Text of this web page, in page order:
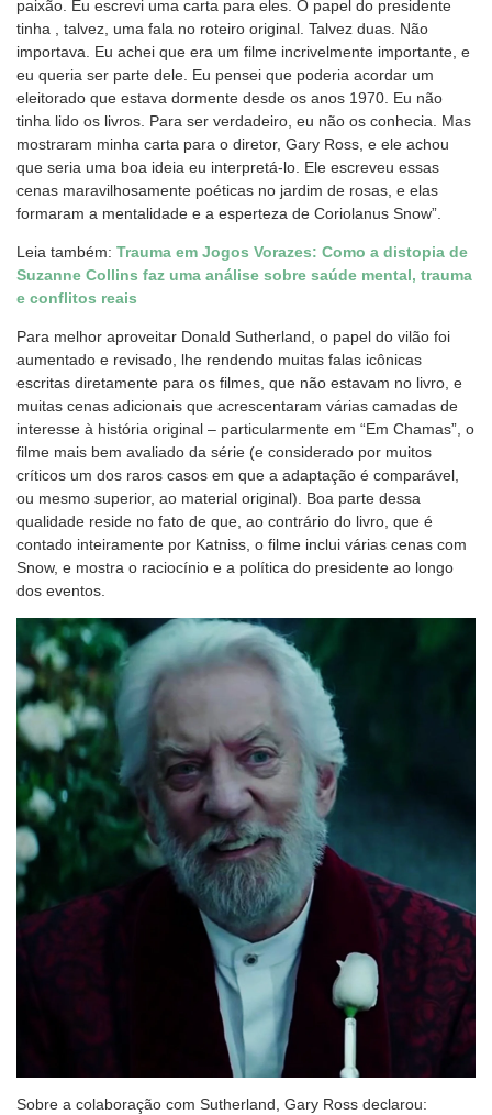
paixão. Eu escrevi uma carta para eles. O papel do presidente
tinha , talvez, uma fala no roteiro original. Talvez duas. Não
importava. Eu achei que era um filme incrivelmente importante, e
eu queria ser parte dele. Eu pensei que poderia acordar um
eleitorado que estava dormente desde os anos 1970. Eu não
tinha lido os livros. Para ser verdadeiro, eu não os conhecia. Mas
mostraram minha carta para o diretor, Gary Ross, e ele achou
que seria uma boa ideia eu interpretá-lo. Ele escreveu essas
cenas maravilhosamente poéticas no jardim de rosas, e elas
formaram a mentalidade e a esperteza de Coriolanus Snow”.
Leia também: Trauma em Jogos Vorazes: Como a distopia de
Suzanne Collins faz uma análise sobre saúde mental, trauma
e conflitos reais
Para melhor aproveitar Donald Sutherland, o papel do vilão foi
aumentado e revisado, lhe rendendo muitas falas icônicas
escritas diretamente para os filmes, que não estavam no livro, e
muitas cenas adicionais que acrescentaram várias camadas de
interesse à história original – particularmente em “Em Chamas”, o
filme mais bem avaliado da série (e considerado por muitos
críticos um dos raros casos em que a adaptação é comparável,
ou mesmo superior, ao material original). Boa parte dessa
qualidade reside no fato de que, ao contrário do livro, que é
contado inteiramente por Katniss, o filme inclui várias cenas com
Snow, e mostra o raciocínio e a política do presidente ao longo
dos eventos.
Sobre a colaboração com Sutherland, Gary Ross declarou: